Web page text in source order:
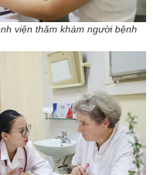
viện thăm khám người bệnh